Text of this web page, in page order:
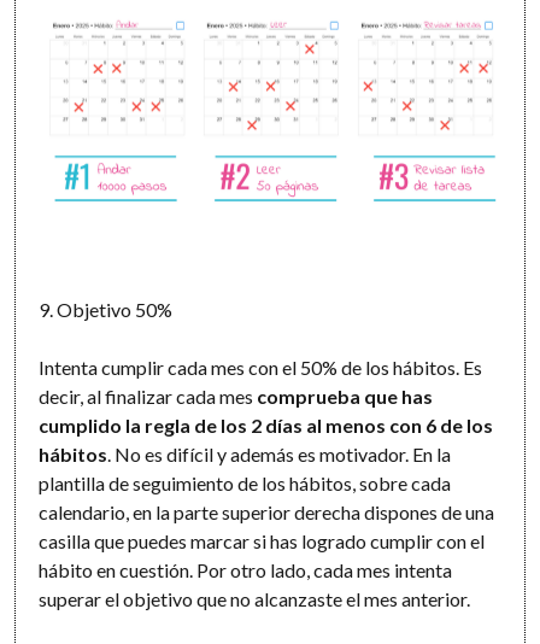
9. Objetivo 50%
Intenta cumplir cada mes con el 50% de los hábitos. Es
decir, al finalizar cada mes comprueba que has
cumplido la regla de los 2 días al menos con 6 de los
hábitos. No es difícil y además es motivador. En la
plantilla de seguimiento de los hábitos, sobre cada
calendario, en la parte superior derecha dispones de una
casilla que puedes marcar si has logrado cumplir con el
hábito en cuestión. Por otro lado, cada mes intenta
superar el objetivo que no alcanzaste el mes anterior.